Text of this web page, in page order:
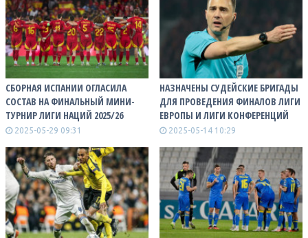
СБОРНАЯ ИСПАНИИ ОГЛАСИЛА
СОСТАВ НА ФИНАЛЬНЫЙ МИНИ-
ТУРНИР ЛИГИ НАЦИЙ 2025/26
2025-05-29 09:31
НАЗНАЧЕНЫ СУДЕЙСКИЕ БРИГАДЫ
ДЛЯ ПРОВЕДЕНИЯ ФИНАЛОВ ЛИГИ
ЕВРОПЫ И ЛИГИ КОНФЕРЕНЦИЙ
2025-05-14 10:29